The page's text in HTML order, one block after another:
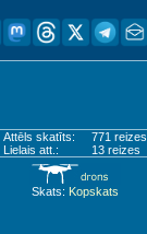
Attēls skatīts:
771 reizes
Lielais att.:
13 reizes
Skats: Kopskats